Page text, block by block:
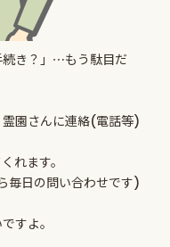
続き？」⋯もう駄目だ
園さんに連絡(電話等)
れます。
毎日の問い合わせです)
すよ。